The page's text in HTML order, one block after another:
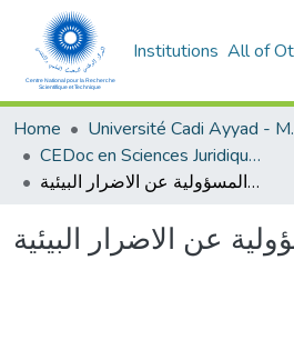
Institutions All of
Home
CEDoc en Sciences Juridiques, Economiques, Sociales et de Gestion (CED - SJESG)
دعوى المسؤولية عن الاضرار البيئية
عن الاضرار البيئية